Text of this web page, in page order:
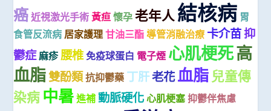
癌 近視激光手術 黃疸 懷孕 老年人 結核病 胃
食管反流病 居家護理 甘油三酯 導管消融治療 卡介苗抑
鬱症麻疹腰椎免疫球蛋白 電子煙 心肌梗死高
血脂雙酚類抗抑鬱藥 丁肝老花血脂 兒童傳
染病 中暑 進補 動脈硬化 心肌梗塞 抑鬱伴焦慮